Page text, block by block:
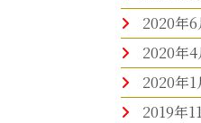
2020年6
2020年4
2020年1
2019年